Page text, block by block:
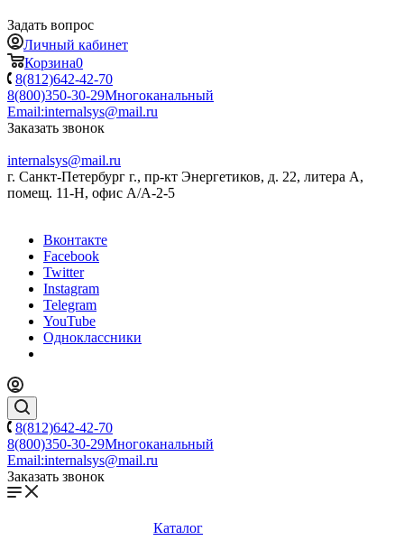
Задать вопрос
Личный кабинет
Корзина0
8(812)642-42-70
8(800)350-30-29Многоканальный
Email:internalsys@mail.ru
Заказать звонок
internalsys@mail.ru
г. Санкт-Петербург г., пр-кт Энергетиков, д. 22, литера А,
помещ. 11-Н, офис А/А-2-5
Вконтакте
Facebook
Twitter
Instagram
Telegram
YouTube
Одноклассники
8(812)642-42-70
8(800)350-30-29Многоканальный
Email:internalsys@mail.ru
Заказать звонок
Каталог